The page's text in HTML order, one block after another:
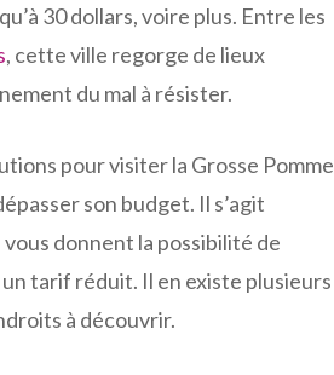
30 dollars, voire plus. Entre les
, cette ville regorge de lieux
du mal à résister.
pour visiter la Grosse Pomme
son budget. Il s’agit
vous donnent la possibilité de
tarif réduit. Il en existe plusieurs
à découvrir.